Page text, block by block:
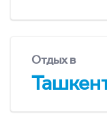
Отдых в